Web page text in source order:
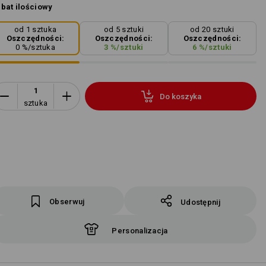
ilościowy
od 1 sztuka
Oszczędności:
0 %/sztuka
od 5 sztuki
Oszczędności:
3 %/sztuki
od 20 sztuki
Oszczędności:
6 %/sztuki
sztuka
Do koszyka
Obserwuj Udostępnij
Personalizacja